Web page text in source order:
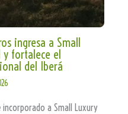
ingresa a Small
y fortalece el
del Iberá
a Small Luxury